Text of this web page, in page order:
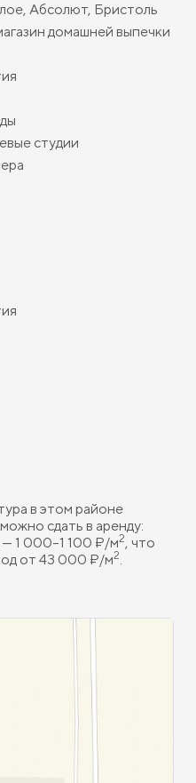
Абсолют, Бристоль
домашней выпечки
студии
в этом районе
сдать в аренду:
— 1 000–1 100 ₽/м2, что
от 43 000 ₽/м2.